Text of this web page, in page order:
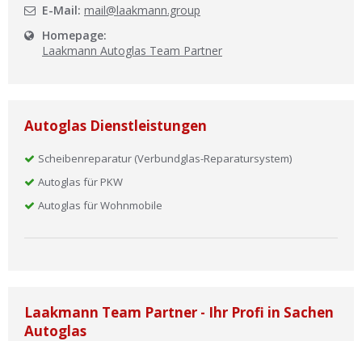
E-Mail: mail@laakmann.group
Homepage:
Laakmann Autoglas Team Partner
Autoglas Dienstleistungen
Scheibenreparatur (Verbundglas-Reparatursystem)
Autoglas für PKW
Autoglas für Wohnmobile
Laakmann Team Partner - Ihr Profi in Sachen
Autoglas